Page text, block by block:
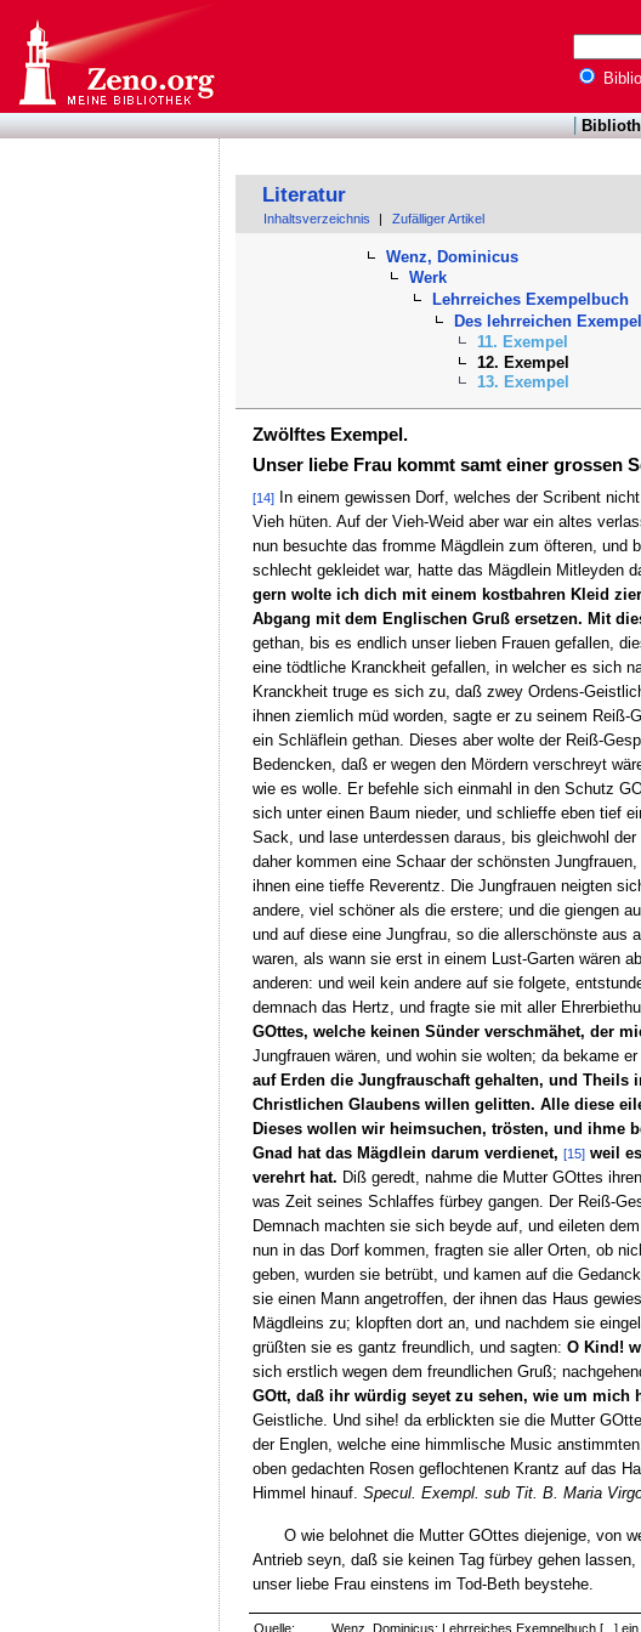
Literatur
Inhaltsverzeichnis Zufälliger Artikel
Wenz, Dominicus
Werk
Lehrreiches Exempelbuch
Des lehrreichen
11. Exempel
12. Exempel
13. Exempel
Zwölftes Exempel.
Unser liebe Frau kommt samt einer grossen
[14]In einem gewissen Dorf, welches der Scribent
Vieh hüten. Auf der Vieh-Weid aber war ein altes
nun besuchte das fromme Mägdlein zum öfteren, und
schlecht gekleidet war, hatte das Mägdlein Mitleyden
gern wolte ich dich mit einem kostbahren Kleid
Abgang mit dem Englischen Gruß ersetzen. Mit
gethan, bis es endlich unser lieben Frauen gefallen,
eine tödtliche Kranckheit gefallen, in welcher es sich
Kranckheit truge es sich zu, daß zwey Ordens-
ihnen ziemlich müd worden, sagte er zu seinem Reiß-
ein Schläflein gethan. Dieses aber wolte der Reiß-
Bedencken, daß er wegen den Mördern verschreyt
wie es wolle. Er befehle sich einmahl in den Schutz
sich unter einen Baum nieder, und schlieffe eben tief
Sack, und lase unterdessen daraus, bis gleichwohl
daher kommen eine Schaar der schönsten
ihnen eine tieffe Reverentz. Die Jungfrauen neigten
andere, viel schöner als die erstere; und die giengen
und auf diese eine Jungfrau, so die allerschönste aus
waren, als wann sie erst in einem Lust-Garten wären
anderen: und weil kein andere auf sie folgete,
demnach das Hertz, und fragte sie mit aller
GOttes, welche keinen Sünder verschmähet, der
Jungfrauen wären, und wohin sie wolten; da bekame
auf Erden die Jungfrauschaft gehalten, und Theils
Christlichen Glaubens willen gelitten. Alle diese
Dieses wollen wir heimsuchen, trösten, und ihme
Gnad hat das Mägdlein darum verdienet, [15]weil
verehrt hat. Diß geredt, nahme die Mutter GOttes
was Zeit seines Schlaffes fürbey gangen. Der Reiß-
Demnach machten sie sich beyde auf, und eileten
nun in das Dorf kommen, fragten sie aller Orten, ob
geben, wurden sie betrübt, und kamen auf die
sie einen Mann angetroffen, der ihnen das Haus
Mägdleins zu; klopften dort an, und nachdem sie
grüßten sie es gantz freundlich, und sagten: O Kind!
sich erstlich wegen dem freundlichen Gruß;
GOtt, daß ihr würdig seyet zu sehen, wie um mich
Geistliche. Und sihe! da erblickten sie die Mutter
der Englen, welche eine himmlische Music
oben gedachten Rosen geflochtenen Krantz auf das
Himmel hinauf. Specul. Exempl. sub Tit. B. Maria
O wie belohnet die Mutter GOttes diejenige, von
Antrieb seyn, daß sie keinen Tag fürbey gehen
unser liebe Frau einstens im Tod-Beth beystehe.
Quelle: Wenz, Dominicus: Lehrreiches Exempelbuch [...]